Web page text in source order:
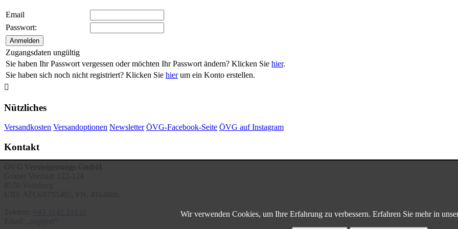
Wir verwenden Cookies, um Ihre Erfahrung zu verbessern. Erfahren Sie mehr in
Email
Passwort:
Zugangsdaten ungültig
Sie haben Ihr Passwort vergessen oder möchten Ihr Passwort ändern? Klicken Sie hier.
Sie haben sich noch nicht registriert? Klicken Sie hierum ein Konto erstellen.

Nützliches
Versandkosten Versandoptionen Newsletter ÖVG-Facebook-Seite ÖVG auf Instagram
Kontakt